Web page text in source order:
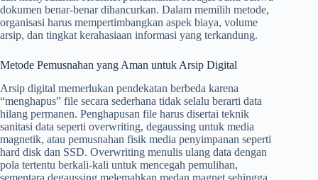
dokumen benar-benar dihancurkan. Dalam memilih metode,
organisasi harus mempertimbangkan aspek biaya, volume
arsip, dan tingkat kerahasiaan informasi yang terkandung.
Metode Pemusnahan yang Aman untuk Arsip Digital
Arsip digital memerlukan pendekatan berbeda karena
“menghapus” file secara sederhana tidak selalu berarti data
hilang permanen. Penghapusan file harus disertai teknik
sanitasi data seperti overwriting, degaussing untuk media
magnetik, atau pemusnahan fisik media penyimpanan seperti
hard disk dan SSD. Overwriting menulis ulang data dengan
pola tertentu berkali-kali untuk mencegah pemulihan,
sementara degaussing melemahkan medan magnet sehingga